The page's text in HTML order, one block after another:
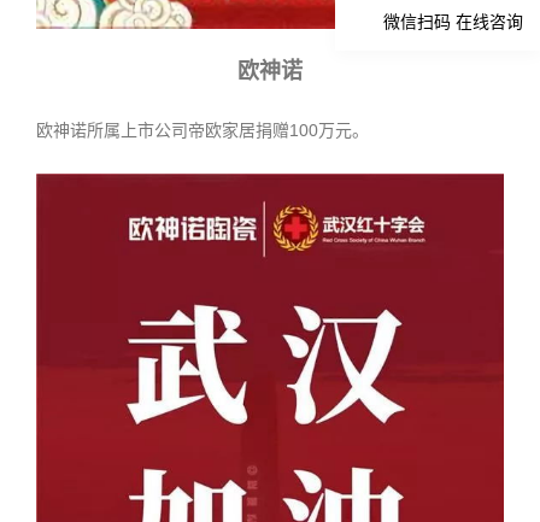
欧神诺
欧神诺所属上市公司帝欧家居捐赠100万元。
微信扫码 在线咨询